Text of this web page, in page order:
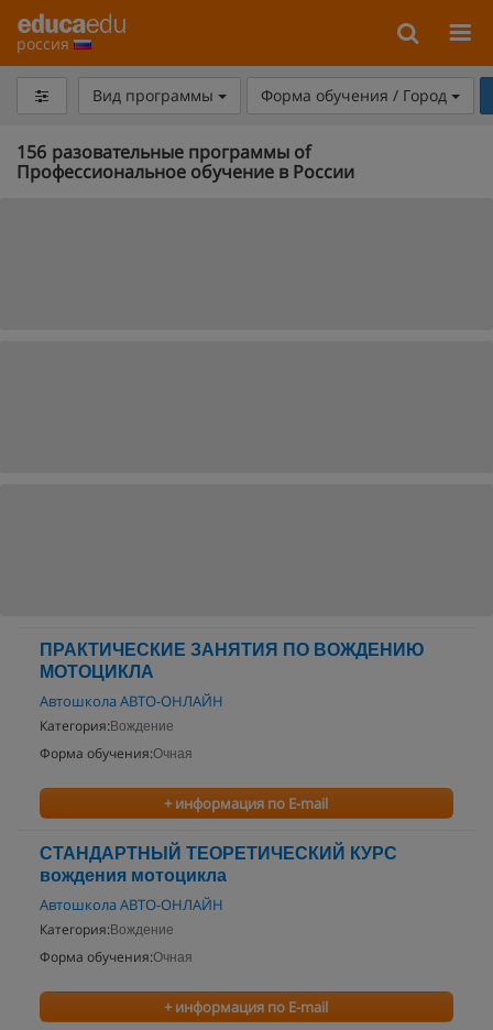
россия
Вид программы Форма обучения / Город
156 разовательные программы of
Профессиональное обучение в России
ПРАКТИЧЕСКИЕ ЗАНЯТИЯ ПО ВОЖДЕНИЮ
МОТОЦИКЛА
Автошкола АВТО-ОНЛАЙН
Категория: Вождение
Форма обучения:Очная
+ информация по E-mail
СТАНДАРТНЫЙ ТЕОРЕТИЧЕСКИЙ КУРС
вождения мотоцикла
Автошкола АВТО-ОНЛАЙН
Категория: Вождение
Форма обучения:Очная
+ информация по E-mail